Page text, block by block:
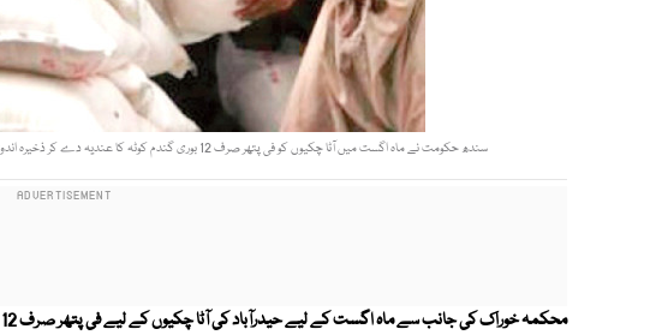
سندھ حکومت نے ماہ اگست میں آٹا چکیوں کو فی پتھر صرف 12 بوری گندم کوٹہ کا عندیہ دے کر ذخیرہ اندوزوں کو کھلی منڈی میں مہنگی گندم فراہم کرنے کا موقع فراہم کیا ہے۔ فوٹو: فائل